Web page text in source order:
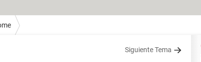
Siguiente Tema